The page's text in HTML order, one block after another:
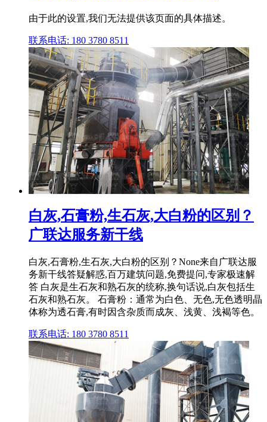
由于此的设置,我们无法提供该页面的具体描述。
联系电话: 180 3780 8511
白灰,石膏粉,生石灰,大白粉的区别？
广联达服务新干线
白灰,石膏粉,生石灰,大白粉的区别？None来自广联达服
务新干线答疑解惑,百万建筑问题,免费提问,专家极速解
答 白灰是生石灰和熟石灰的统称,换句话说,白灰包括生
石灰和熟石灰。 石膏粉：通常为白色、无色,无色透明晶
体称为透石膏,有时因含杂质而成灰、浅黄、浅褐等色。
联系电话: 180 3780 8511